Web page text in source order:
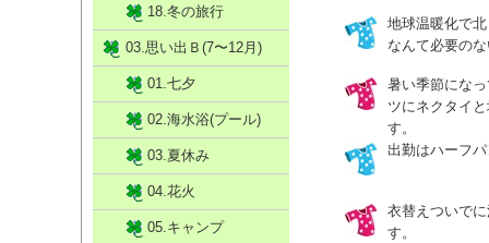
地球温暖化で
なんて必要の
暑い季節にな
ツにネクタイ
す。
出勤はハーフ
衣替えついで
す。
18.冬の旅行
03.思い出Ｂ(7〜12月)
01.七夕
02.海水浴(プール)
03.夏休み
04.花火
05.キャンプ